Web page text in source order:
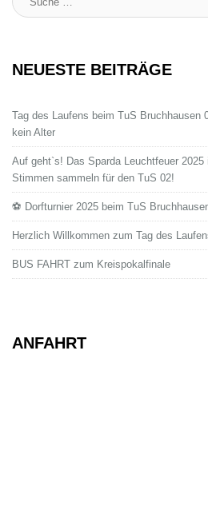
:
NEUESTE BEITRÄGE
Tag des Laufens beim TuS Bruchhausen
kein Alter
Auf geht`s! Das Sparda Leuchtfeuer
Stimmen sammeln für den TuS 02!
⚽ Dorfturnier 2025 beim TuS
Herzlich Willkommen zum Tag des
BUS FAHRT zum Kreispokalfinale
ANFAHRT